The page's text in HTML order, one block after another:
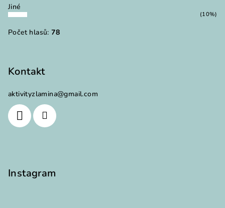
Jiné
(10%)
Počet hlasů:78
Kontakt
aktivityzlamina@gmail.com
Instagram